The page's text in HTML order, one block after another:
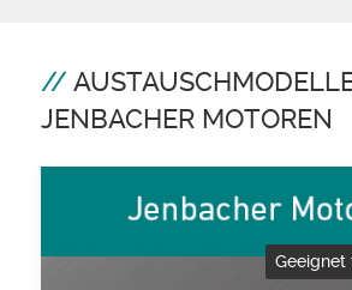
JENBACHER MOTOREN
Geeignet